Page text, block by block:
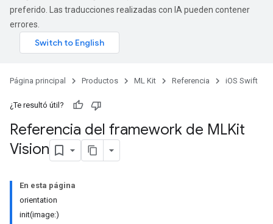
preferido. Las traducciones realizadas con IA pueden contener
errores.
Página principal Productos ML Kit Referencia iOS Swift
¿Te resultó útil?
Referencia del framework de MLKit
Vision
En esta página
orientation
init(image:)